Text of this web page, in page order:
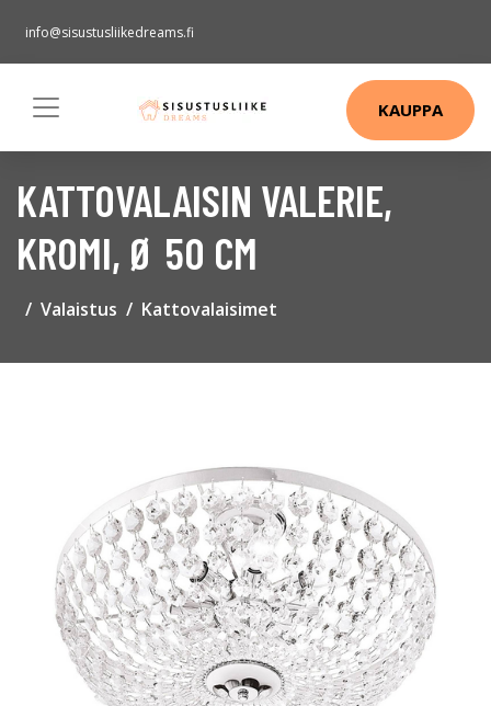
info@sisustusliikedreams.fi
KAUPPA
KATTOVALAISIN VALERIE,
KROMI, Ø 50 CM
Valaistus Kattovalaisimet